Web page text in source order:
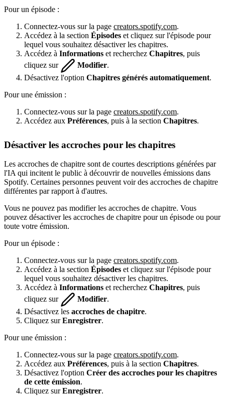
Pour un épisode :
Connectez-vous sur la page creators.spotify.com.
Accédez à la section Épisodes et cliquez sur l'épisode pour
lequel vous souhaitez désactiver les chapitres.
Accédez à Informations et recherchez Chapitres, puis
cliquez sur
Modifier
Désactivez l'option Chapitres générés automatiquement.
Pour une émission :
Connectez-vous sur la page creators.spotify.com.
Accédez aux Préférences, puis à la section Chapitres.
Désactiver les accroches pour les chapitres
Les accroches de chapitre sont de courtes descriptions générées par
l'IA qui incitent le public à découvrir de nouvelles émissions dans
Spotify. Certaines personnes peuvent voir des accroches de chapitre
différentes par rapport à d'autres.
Vous ne pouvez pas modifier les accroches de chapitre. Vous
pouvez désactiver les accroches de chapitre pour un épisode ou pour
toute votre émission.
Pour un épisode :
Connectez-vous sur la page creators.spotify.com.
Accédez à la section Épisodes et cliquez sur l'épisode pour
lequel vous souhaitez désactiver les chapitres.
Accédez à Informations et recherchez Chapitres, puis
cliquez sur
Modifier.
Désactivez les accroches de chapitre.
Cliquez surEnregistrer.
Pour une émission :
Connectez-vous sur la page creators.spotify.com.
Accédez aux Préférences, puis à la section Chapitres.
Désactivez l'option Créer des accroches pour les chapitres
de cette émission.
Cliquez surEnregistrer.